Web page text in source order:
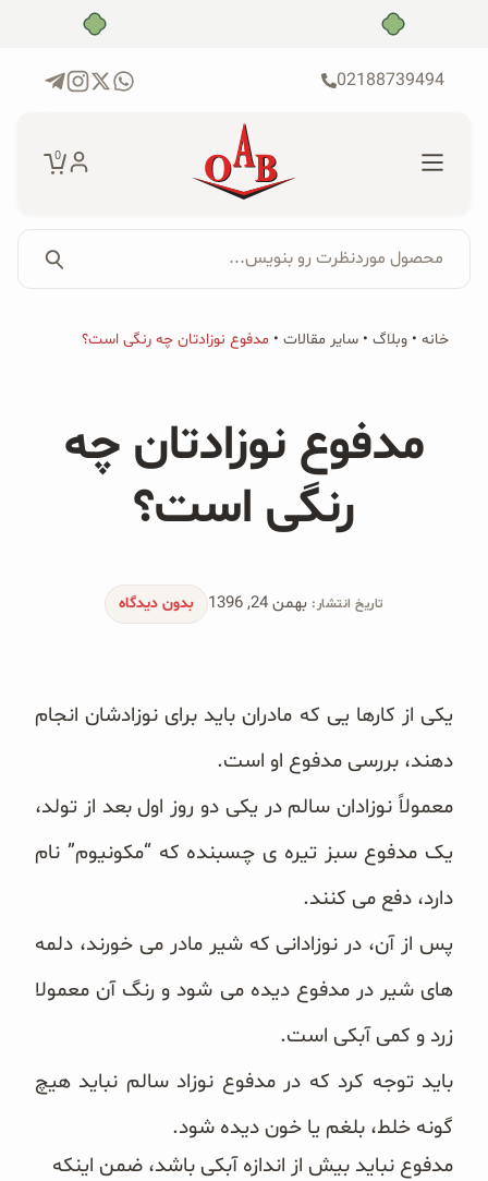
02188739494
0
برای:
جستجو...
پکیج‌ها
محصولات ارگانیک
محصولات جو دوسر
شیرین کننده های طبیعی
کینوا
ترشی و شور
رایس کیک
غلات و دانه‌های سالم
صبحانه و میان وعده
پک سلامتی OAB
محصول موردنظرت رو بنویس...
خانه • وبلاگ • سایر مقالات • مدفوع نوزادتان چه رنگی است؟
مدفوع نوزادتان چه
رنگی است؟
تاریخ انتشار: بهمن 24, 1396 بدون دیدگاه
یکی از کارها یی که مادران باید برای نوزادشان انجام
دهند، بررسی مدفوع او است.
معمولاً نوزادان سالم در یکی دو روز اول بعد از تولد،
یک مدفوع سبز تیره ی چسبنده که “مکونیوم” نام
دارد، دفع می‌ کنند.
پس از آن، در نوزادانی که شیر مادر می‌ خورند، دلمه‌
های شیر در مدفوع دیده می ‌شود و رنگ آن معمولا
زرد و کمی آبکی است.
باید توجه کرد که در مدفوع نوزاد سالم نباید هیچ‌
گونه خلط، بلغم یا خون ‌دیده شود.
مدفوع نباید بیش از اندازه آبکی باشد، ضمن اینکه